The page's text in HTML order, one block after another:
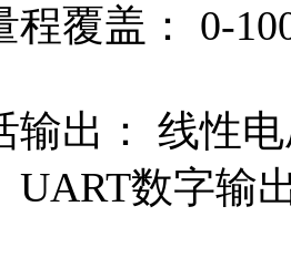
程覆盖： 0-
输出： 线性
UART数字输